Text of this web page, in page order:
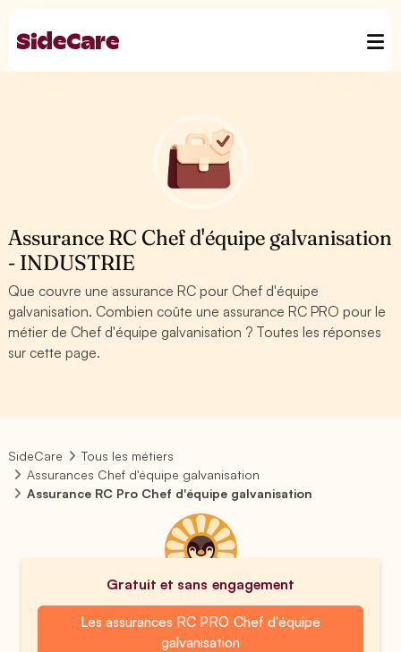
Assurance RC Chef d'équipe galvanisation
- INDUSTRIE
Que couvre une assurance RC pour Chef d'équipe
galvanisation. Combien coûte une assurance RC PRO pour le
métier de Chef d'équipe galvanisation ? Toutes les réponses
sur cette page.
SideCare
Tous les métiers
Assurances Chef d'équipe galvanisation
Assurance RC Pro Chef d'équipe galvanisation
Gratuit et sans engagement
Les assurances RC PRO Chef d'équipe
galvanisation